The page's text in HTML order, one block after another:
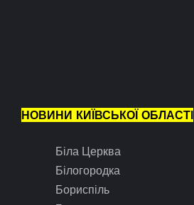
НОВИНИ КИЇВСЬКОЇ ОБЛАСТІ
Біла Церква
Білогородка
Бориспіль